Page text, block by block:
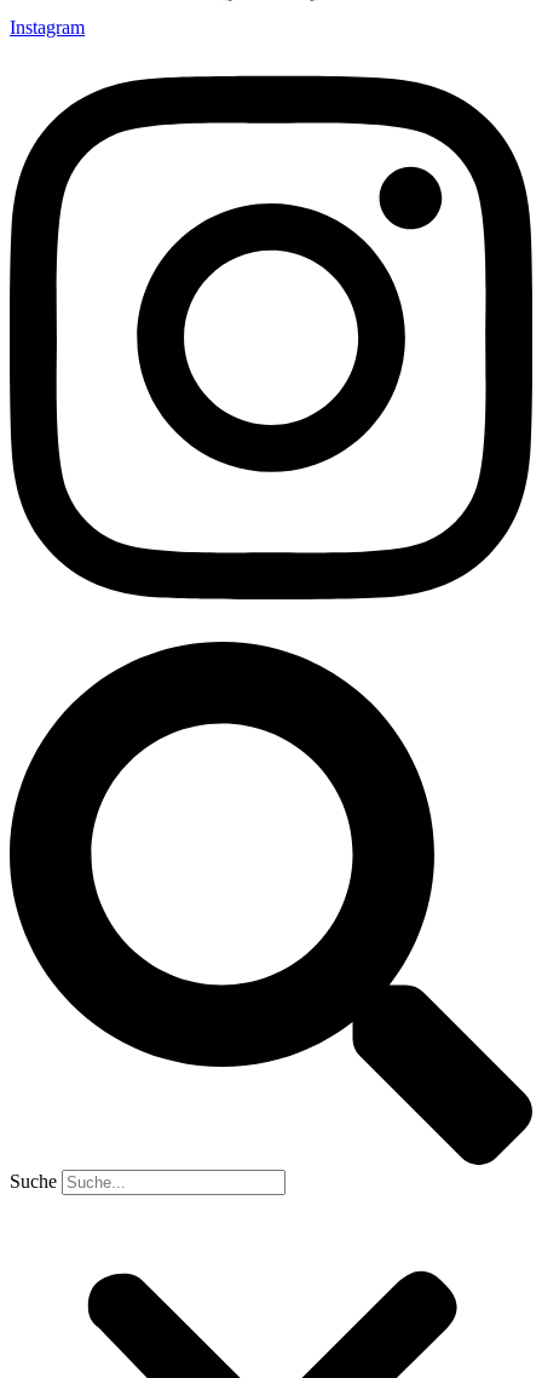
Instagram
Suche